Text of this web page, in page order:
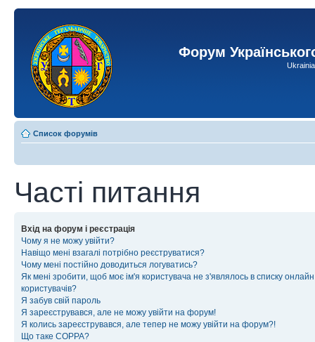
Форум
Список форумів
Часті питання
Вхід на форум і реєстрація
Чому я не можу увійти?
Навіщо мені взагалі потрібно реєструватися?
Чому мені постійно доводиться логуватись?
Як мені зробити, щоб моє ім'я користувача не з'являлось в списку онлайн
користувачів?
Я забув свій пароль
Я зареєструвався, але не можу увійти на форум!
Я колись зареєструвався, але тепер не можу увійти на форум?!
Що таке COPPA?